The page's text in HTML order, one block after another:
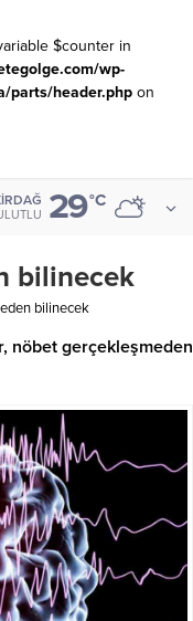
$counter in
wp-
parts/header.phpon
29°C
bilinecek
bilinecek
nöbet gerçekleşmeden